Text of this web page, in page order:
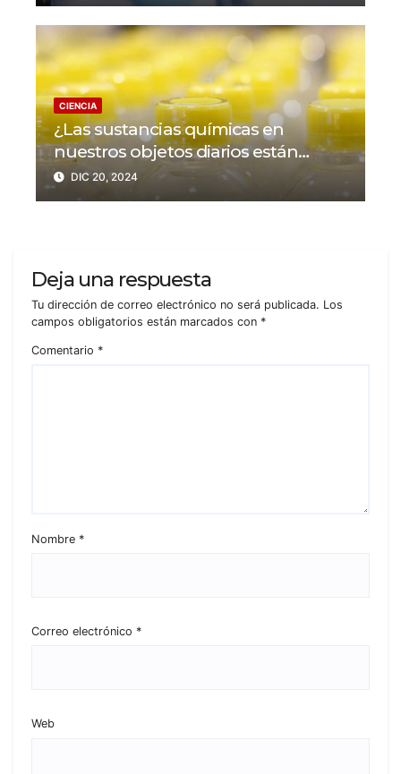
CIENCIA
¿Las sustancias químicas en
nuestros objetos diarios están
detrás de cientos de miles de
muertes y millones de
DIC 20, 2024
Deja una respuesta
Tu dirección de correo electrónico no será publicada. Los
campos obligatorios están marcados con *
Comentario *
Nombre *
Correo electrónico *
Web